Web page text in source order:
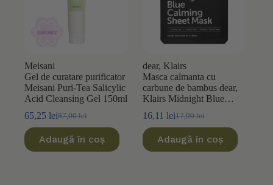
Meisani
Gel de curatare purificator
Meisani Puri-Tea Salicylic
Acid Cleansing Gel 150ml
87,00lei
Prețul
a
fost:
65,25 leiPrețul
este:
65,25 lei.
Adaugă în coș
dear, Klairs
Masca calmanta cu
carbune de bambus dear,
Klairs Midnight Blue
17,90lei
Prețul
a
fost:
16,11 leiPrețul
este:
16,11 lei.
Adaugă în coș